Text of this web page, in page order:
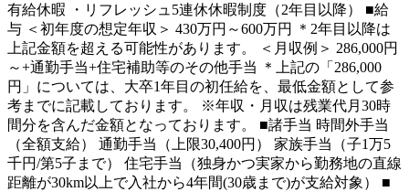
有給休暇 ・リフレッシュ5連休休暇制度（2年目以降） ■給
与 ＜初年度の想定年収＞ 430万円～600万円 ＊2年目以降は
上記金額を超える可能性があります。 ＜月収例＞ 286,000円
～+通勤手当+住宅補助等のその他手当 ＊上記の「286,000
円」については、大卒1年目の初任給を、最低金額として参
考までに記載しております。 ※年収・月収は残業代月30時
間分を含んだ金額となっております。 ■諸手当 時間外手当
（全額支給） 通勤手当（上限30,400円） 家族手当（子1万5
千円/第5子まで） 住宅手当（独身かつ実家から勤務地の直線
距離が30km以上で入社から4年間(30歳まで)が支給対象） ■